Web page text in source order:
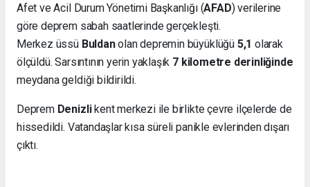
Afet ve Acil Durum Yönetimi Başkanlığı (AFAD) verilerine
göre deprem sabah saatlerinde gerçekleşti.
Merkez üssü Buldanolan depremin büyüklüğü 5,1 olarak
ölçüldü. Sarsıntının yerin yaklaşık 7 kilometre derinliğinde
meydana geldiği bildirildi.
Deprem Denizlikent merkezi ile birlikte çevre ilçelerde de
hissedildi. Vatandaşlar kısa süreli panikle evlerinden dışarı
çıktı.